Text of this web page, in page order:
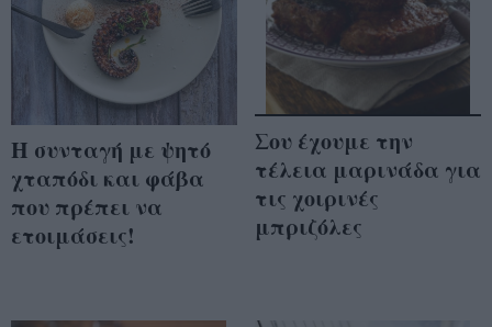
Η συνταγή με ψητό
χταπόδι και φάβα
που πρέπει να
ετοιμάσεις!
Σου έχουμε την
τέλεια μαρινάδα για
τις χοιρινές
μπριζόλες